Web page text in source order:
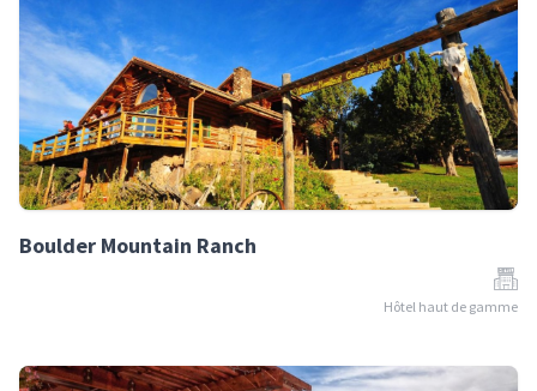
Boulder Mountain Ranch
Hôtel haut de gamme